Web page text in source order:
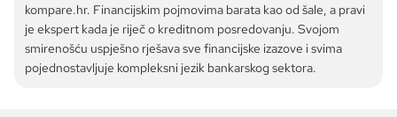
kompare.hr. Financijskim pojmovima barata kao od šale, a pravi
je ekspert kada je riječ o kreditnom posredovanju. Svojom
smirenošću uspješno rješava sve financijske izazove i svima
pojednostavljuje kompleksni jezik bankarskog sektora.